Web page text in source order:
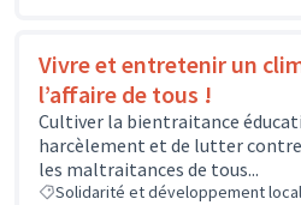
Vivre et entretenir un
l’affaire de tous !
Cultiver la bientraitance
harcèlement et de lutter
les maltraitances de tous...
Solidarité et développement local